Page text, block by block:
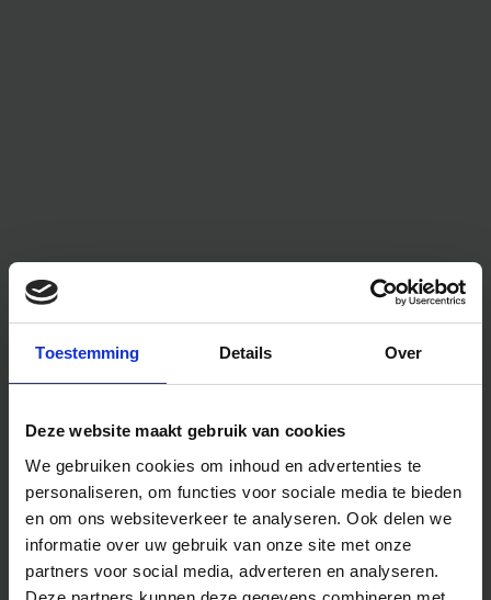
Toestemming Details Over
Deze website maakt gebruik van cookies
We gebruiken cookies om inhoud en advertenties te
personaliseren, om functies voor sociale media te bieden
en om ons websiteverkeer te analyseren. Ook delen we
informatie over uw gebruik van onze site met onze
partners voor social media, adverteren en analyseren.